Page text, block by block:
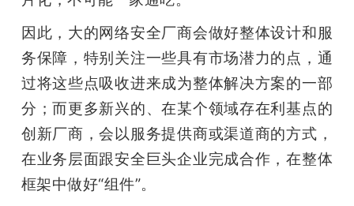
因此，大的网络安全厂商会做好整体设计和服
务保障，特别关注一些具有市场潜力的点，通
过将这些点吸收进来成为整体解决方案的一部
分；而更多新兴的、在某个领域存在利基点的
创新厂商，会以服务提供商或渠道商的方式，
在业务层面跟安全巨头企业完成合作，在整体
框架中做好“组件”。